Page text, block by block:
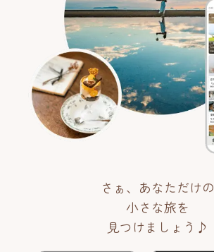
さぁ、あなただけの
小さな旅を
見つけましょう♪